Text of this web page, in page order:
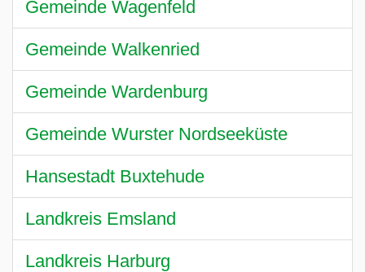
Gemeinde Wagenfeld
Gemeinde Walkenried
Gemeinde Wardenburg
Gemeinde Wurster Nordseeküste
Hansestadt Buxtehude
Landkreis Emsland
Landkreis Harburg